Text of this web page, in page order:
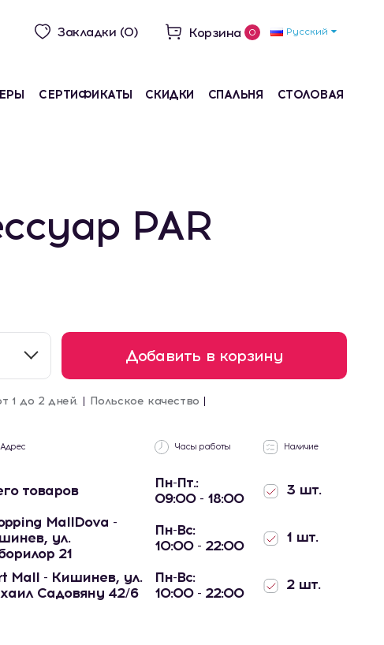
Закладки (0) Корзина 0 Русский
СЕРТИФИКАТЫ СКИДКИ СПАЛЬНЯ СТОЛОВАЯ
PAR
Добавить в корзину
1 до 2 дней. Польское качество
Адрес Часы работы Наличие
товаров
Пн-Пт.:
09:00 - 18:00
3 шт.
MallDova -
ул.
21
Пн-Вс:
10:00 - 22:00
1 шт.
Mall - Кишинев, ул.
Садовяну 42/6
Пн-Вс:
10:00 - 22:00
2 шт.